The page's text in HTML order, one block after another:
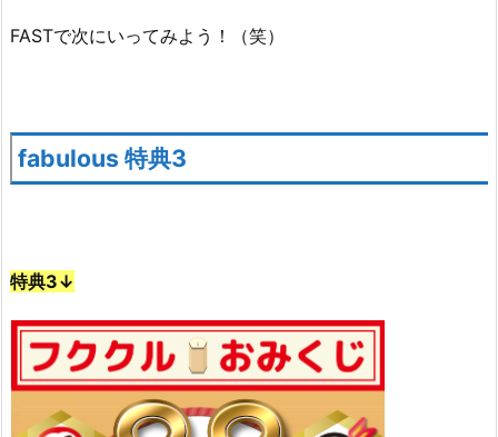
FASTで次にいってみよう！（笑）
fabulous 特典3
特典3↓